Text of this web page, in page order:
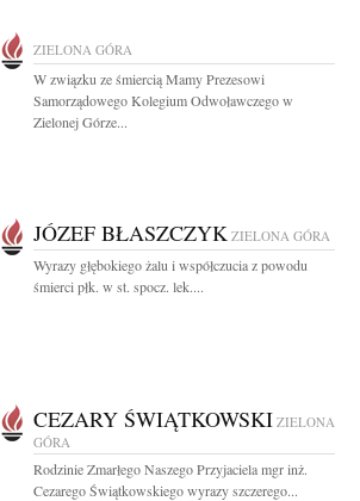
ZIELONA GÓRA
W związku ze śmiercią Mamy Prezesowi
Samorządowego Kolegium Odwoławczego w
Zielonej Górze...
JÓZEF BŁASZCZYK ZIELONA GÓRA
Wyrazy głębokiego żalu i współczucia z powodu
śmierci płk. w st. spocz. lek....
CEZARY ŚWIĄTKOWSKI ZIELONA
GÓRA
Rodzinie Zmarłego Naszego Przyjaciela mgr inż.
Cezarego Świątkowskiego wyrazy szczerego...